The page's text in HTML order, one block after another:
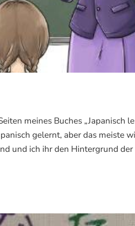
meines Buches „Japanisch
gelernt, aber das meiste
und ich ihr den Hintergrund